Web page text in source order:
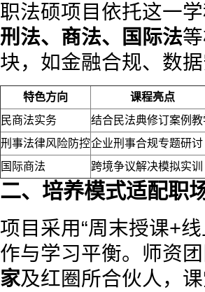
职法硕项目依托这一
刑法、商法、国际法
块，如金融合规、数
特色方向
课程亮点
民商法实务
结合民法典修订案例教
刑事法律风险防控企业刑事合规专题研讨
国际商法
跨境争议解决模拟实训
二、培养模式适配职
项目采用“周末授课+
作与学习平衡。师资
家及红圈所合伙人，